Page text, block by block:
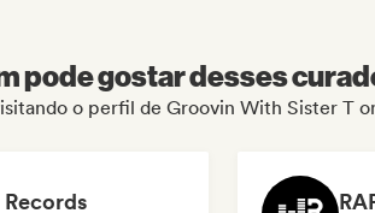
pode gostar desses
o perfil de Groovin With Sister T